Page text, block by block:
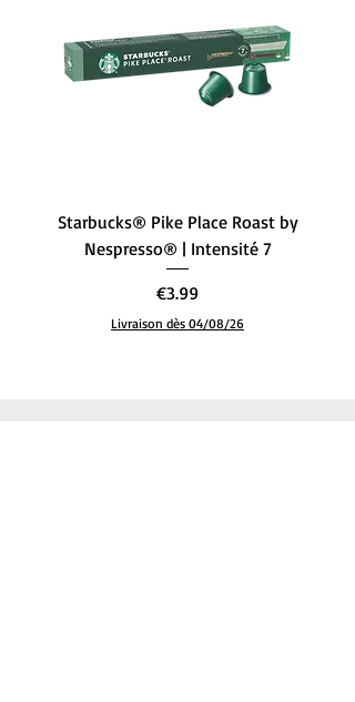
Starbucks® Pike Place Roast by
Nespresso® | Intensité 7
Price
€3.99
Livraison dès 04/08/26